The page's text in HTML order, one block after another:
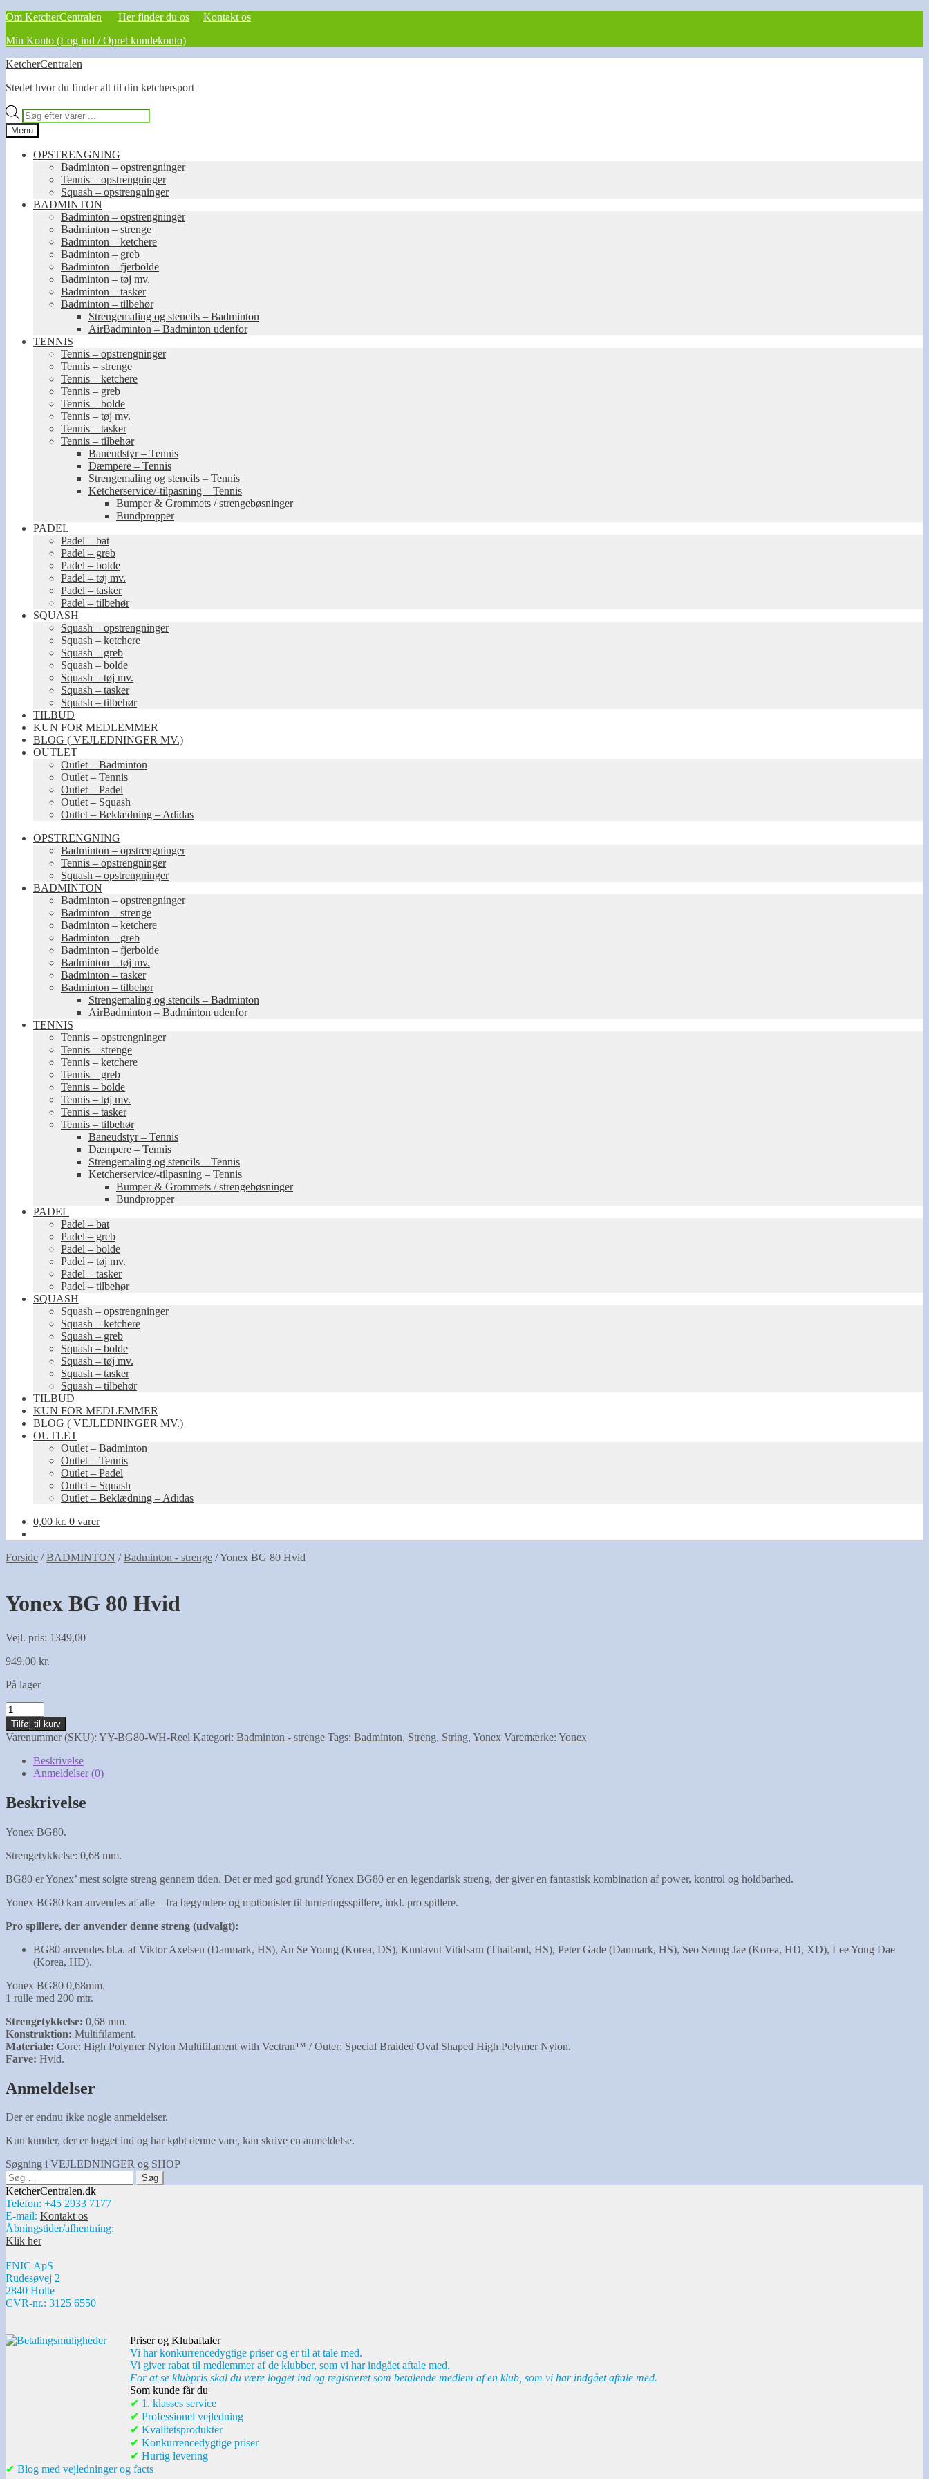
Om KetcherCentralen Her finder du os
Kontakt os
Min Konto (Log ind / Opret kundekonto)
Spring
navigation
Spring
indhold
KetcherCentralen
Stedet hvor du finder alt til din ketchersport
Products
search
Menu
OPSTRENGNING
Badminton – opstrengninger
Tennis – opstrengninger
Squash – opstrengninger
BADMINTON
Badminton – opstrengninger
Badminton – strenge
Badminton – ketchere
Badminton – greb
Badminton – fjerbolde
Badminton – tøj mv.
Badminton – tasker
Badminton – tilbehør
Strengemaling og stencils – Badminton
AirBadminton – Badminton udenfor
TENNIS
Tennis – opstrengninger
Tennis – strenge
Tennis – ketchere
Tennis – greb
Tennis – bolde
Tennis – tøj mv.
Tennis – tasker
Tennis – tilbehør
Baneudstyr – Tennis
Dæmpere – Tennis
Strengemaling og stencils – Tennis
Ketcherservice/-tilpasning – Tennis
Bumper & Grommets / strengebøsninger
Bundpropper
PADEL
Padel – bat
Padel – greb
Padel – bolde
Padel – tøj mv.
Padel – tasker
Padel – tilbehør
SQUASH
Squash – opstrengninger
Squash – ketchere
Squash – greb
Squash – bolde
Squash – tøj mv.
Squash – tasker
Squash – tilbehør
TILBUD
KUN FOR MEDLEMMER
BLOG ( VEJLEDNINGER MV.)
OUTLET
Outlet – Badminton
Outlet – Tennis
Outlet – Padel
Outlet – Squash
Outlet – Beklædning – Adidas
OPSTRENGNING
Badminton – opstrengninger
Tennis – opstrengninger
Squash – opstrengninger
BADMINTON
Badminton – opstrengninger
Badminton – strenge
Badminton – ketchere
Badminton – greb
Badminton – fjerbolde
Badminton – tøj mv.
Badminton – tasker
Badminton – tilbehør
Strengemaling og stencils – Badminton
AirBadminton – Badminton udenfor
TENNIS
Tennis – opstrengninger
Tennis – strenge
Tennis – ketchere
Tennis – greb
Tennis – bolde
Tennis – tøj mv.
Tennis – tasker
Tennis – tilbehør
Baneudstyr – Tennis
Dæmpere – Tennis
Strengemaling og stencils – Tennis
Ketcherservice/-tilpasning – Tennis
Bumper & Grommets / strengebøsninger
Bundpropper
PADEL
Padel – bat
Padel – greb
Padel – bolde
Padel – tøj mv.
Padel – tasker
Padel – tilbehør
SQUASH
Squash – opstrengninger
Squash – ketchere
Squash – greb
Squash – bolde
Squash – tøj mv.
Squash – tasker
Squash – tilbehør
TILBUD
KUN FOR MEDLEMMER
BLOG ( VEJLEDNINGER MV.)
OUTLET
Outlet – Badminton
Outlet – Tennis
Outlet – Padel
Outlet – Squash
Outlet – Beklædning – Adidas
0,00 kr. 0 varer
Forside /BADMINTON /Badminton - strenge /Yonex BG 80 Hvid
Yonex BG 80 Hvid
Vejl. pris: 1349,00
949,00 kr.
På lager
Yonex
BG
80
Hvid
antal
Tilføj til kurv
Varenummer (SKU): YY-BG80-WH-Reel Kategori: Badminton - strenge Tags: Badminton, Streng, String, Yonex Varemærke: Yonex
Beskrivelse
Anmeldelser (0)
Beskrivelse
Yonex BG80.
Strengetykkelse: 0,68 mm.
BG80 er Yonex’ mest solgte streng gennem tiden. Det er med god grund! Yonex BG80 er en legendarisk streng, der giver en fantastisk kombination af power, kontrol og holdbarhed.
Yonex BG80 kan anvendes af alle – fra begyndere og motionister til turneringsspillere, inkl. pro spillere.
Pro spillere, der anvender denne streng (udvalgt):
BG80 anvendes bl.a. af Viktor Axelsen (Danmark, HS), An Se Young (Korea, DS), Kunlavut Vitidsarn (Thailand, HS), Peter Gade (Danmark, HS), Seo Seung Jae (Korea, HD, XD), Lee Yong Dae
(Korea, HD).
Yonex BG80 0,68mm.
1 rulle med 200 mtr.
Strengetykkelse: 0,68 mm.
Konstruktion: Multifilament.
Materiale: Core: High Polymer Nylon Multifilament with Vectran™ / Outer: Special Braided Oval Shaped High Polymer Nylon.
Farve: Hvid.
Anmeldelser
Der er endnu ikke nogle anmeldelser.
Kun kunder, der er logget ind og har købt denne vare, kan skrive en anmeldelse.
Søgning i VEJLEDNINGER og SHOP
Søg
efter:
KetcherCentralen.dk
Telefon: +45 2933 7177
E-mail: Kontakt os
Åbningstider/afhentning:
Klik her
FNIC ApS
Rudesøvej 2
2840 Holte
CVR-nr.: 3125 6550
Priser og Klubaftaler
Vi har konkurrencedygtige priser og er til at tale med.
Vi giver rabat til medlemmer af de klubber, som vi har indgået aftale med.
For at se klubpris skal du være logget ind og registreret som betalende medlem af en klub, som vi har indgået aftale med.
Som kunde får du
✔ 1. klasses service
✔ Professionel vejledning
✔ Kvalitetsprodukter
✔ Konkurrencedygtige priser
✔ Hurtig levering
✔ Blog med vejledninger og facts